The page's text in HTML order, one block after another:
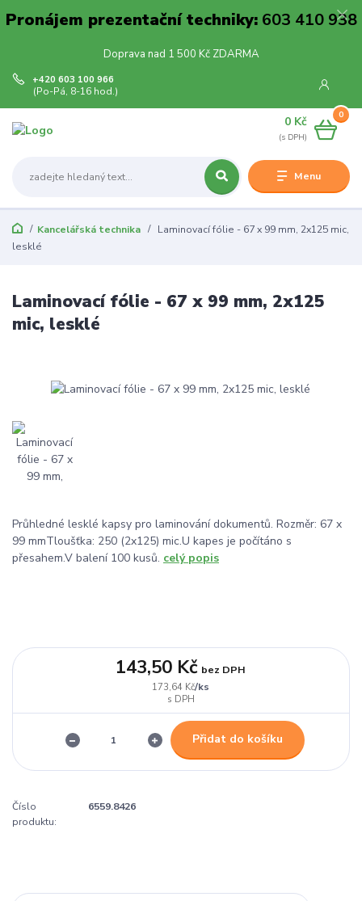
Pronájem prezentační techniky:603 410 938
Doprava nad 1 500 Kč ZDARMA
Menu
+420 603 100 966
(Po-Pá, 8-16 hod.)
0
0 Kč
Kancelářská technika
Laminovací fólie - 67 x 99 mm, 2x125 mic,
lesklé
Laminovací fólie - 67 x 99 mm, 2x125
mic, lesklé
Průhledné lesklé kapsy pro laminování dokumentů. Rozměr: 67 x
99 mmTloušťka: 250 (2x125) mic.U kapes je počítáno s
přesahem.V balení 100 kusů. celý popis
173,64 Kč/ks
143,50 Kč bez DPH
Přidat do košíku
Číslo
produktu:
6559.8426